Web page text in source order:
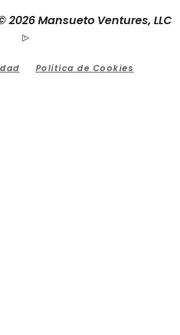
Mansueto Ventures, LLC
Política de Cookies